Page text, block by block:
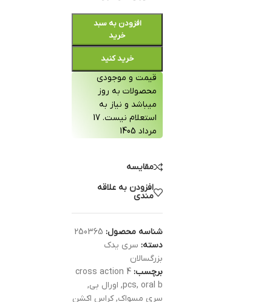
افزودن به سبد
خرید
خرید کنید
قیمت و موجودی
محصولات به روز
میباشد و نیاز به
استعلام نیست. 17
مرداد 1405
مقایسه
افزودن به علاقه
مندی
شناسه محصول: 250365
دسته: سری یدک
بزرگسالان
برچسب: cross action 4
pcs, oral b
, اورال بی,
سری مسواک, کراس اکشن